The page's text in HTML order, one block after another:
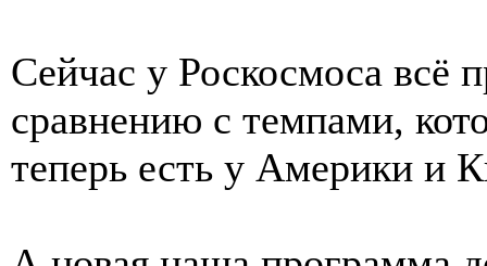
Сейчас у Роскосмоса всё
сравнению с темпами,
теперь есть у Америки и